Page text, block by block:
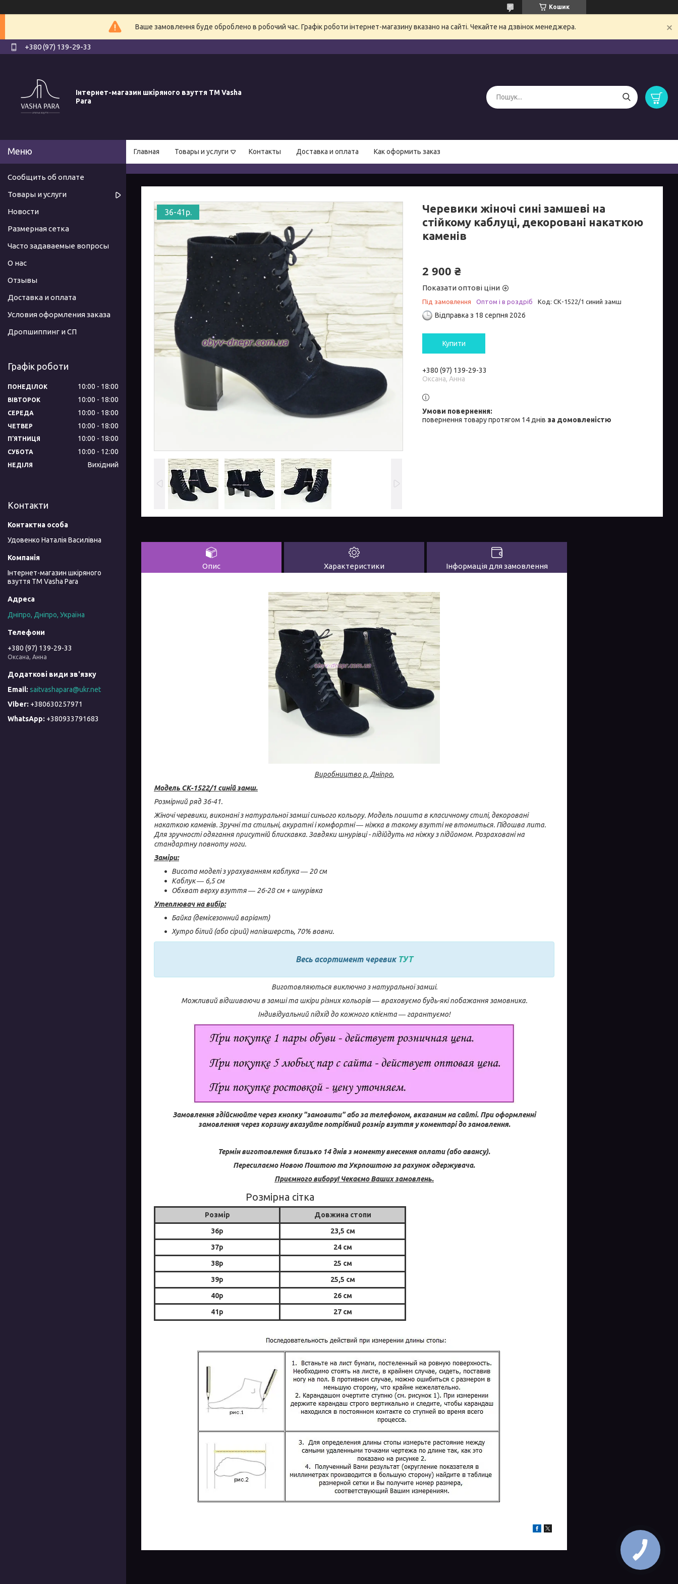
Кошик
Ваше замовлення буде оброблено в робочий час. Графік роботи інтернет-магазину вказано на сайті. Чекайте на дзвінок менеджера.
+380 (97) 139-29-33
Інтернет-магазин шкіряного взуття ТМ Vasha
Para
Главная Товары и услуги Контакты Доставка и оплата Как оформить заказ
36-41р.
Черевики жіночі сині замшеві на
стійкому каблуці, декоровані накаткою
каменів
2 900 ₴
Показати оптові ціни
Під замовлення Оптом і в роздріб Код: СК-1522/1 синий замш
Відправка з 18 серпня 2026
Купити
+380 (97) 139-29-33
Оксана, Анна
повернення товару протягом 14 днів за домовленістю
Опис Характеристики Інформація для замовлення
Виробництво р. Дніпро.
Модель СК-1522/1 синій замш.
Розмірний ряд 36-41.
Жіночі черевики, виконані з натуральної замші синього кольору. Модель пошита в класичному стилі, декоровані
накаткою каменів. Зручні та стильні, акуратні і комфортні ― ніжка в такому взутті не втомиться. Підошва лита.
Для зручності одягання присутній блискавка. Завдяки шнурівці - підійдуть на ніжку з підйомом. Розраховані на
стандартну повноту ноги.
Заміри:
Висота моделі з урахуванням каблука ― 20 см
Каблук ― 6,5 см
Обхват верху взуття ― 26-28 см + шнурівка
Утеплювач на вибір:
Байка (демісезонний варіант)
Хутро білий (або сірий) напівшерсть, 70% вовни.
Весь асортимент черевик ТУТ
Виготовляються виключно з натуральної замші.
Можливий відшиваючи в замші та шкіри різних кольорів ― враховуємо будь-які побажання замовника.
Індивідуальний підхід до кожного клієнта ― гарантуємо!
Замовлення здійснюйте через кнопку "замовити" або за телефоном, вказаним на сайті. При оформленні
замовлення через корзину вказуйте потрібний розмір взуття у коментарі до замовлення.
Термін виготовлення близько 14 днів з моменту внесення оплати (або авансу).
Пересилаємо Новою Поштою та Укрпоштою за рахунок одержувача.
Приємного вибору! Чекаємо Ваших замовлень.
Розмір Довжина стопи
Розмірна сітка
36р
23,5 см
37р
24 см
38р
25 см
39р
25,5 см
40р
26 см
41р
27 см
Сообщить об оплате
Товары и услуги
Новости
Размерная сетка
Часто задаваемые вопросы
О нас
Отзывы
Доставка и оплата
Условия оформления заказа
Дропшиппинг и СП
Графік роботи
ПОНЕДІЛОК 10:00 18:00
ВІВТОРОК 10:00 18:00
СЕРЕДА 10:00 18:00
ЧЕТВЕР 10:00 18:00
ПʼЯТНИЦЯ 10:00 18:00
СУБОТА 10:00 12:00
НЕДІЛЯ Вихідний
Контакти
Удовенко Наталія Василівна
Інтернет-магазин шкіряного
взуття ТМ Vasha Para
Дніпро, Дніпро, Україна
+380 (97) 139-29-33
Оксана, Анна
saitvashapara@ukr.net
+380630257971
+380933791683